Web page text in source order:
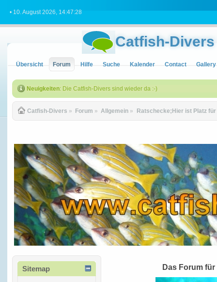
• 10. August 2026, 14:47:28
Catfish-Divers
Übersicht Forum Hilfe Suche Kalender Contact Gallery
Neuigkeiten: Die Catfish-Divers sind wieder da :-)
Catfish-Divers » Forum » Allgemein » Ratschecke;Hier ist Platz
Sitemap Das Forum